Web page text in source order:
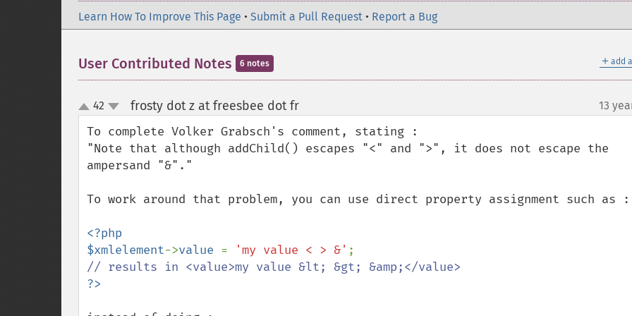
Learn How To Improve This Page • Submit a Pull Request • Report a Bug
＋ add
User Contributed Notes 6 notes
up
down
42 frosty dot z at freesbee dot fr¶ 13
To complete Volker Grabsch's comment, stating :
"Note that although addChild() escapes "<" and ">", it does not escape the
ampersand "&"."
To work around that problem, you can use direct property assignment such as :
<?php
$xmlelement->value = 'my value < > &'